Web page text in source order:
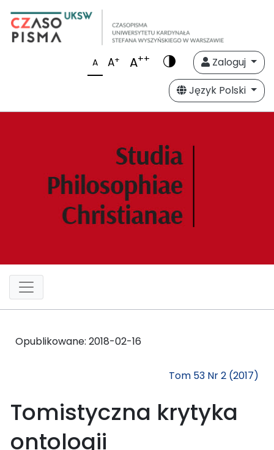
A A+ A++
Zaloguj
Język Polski
Opublikowane: 2018-02-16
Tom 53 Nr 2 (2017)
Tomistyczna krytyka
ontologii